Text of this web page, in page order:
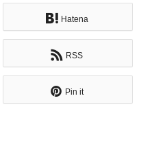
Hatena
RSS
Pin it